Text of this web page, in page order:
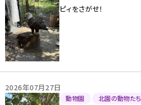
ピィをさがせ！
2026年07月27日
動物園 北園の動物たち